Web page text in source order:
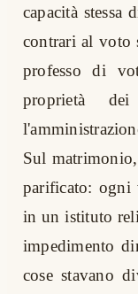
capacità stessa
contrari al voto
professo di
proprietà
Sul
parificato: ogni
in un istituto
impedimento
cose stavano